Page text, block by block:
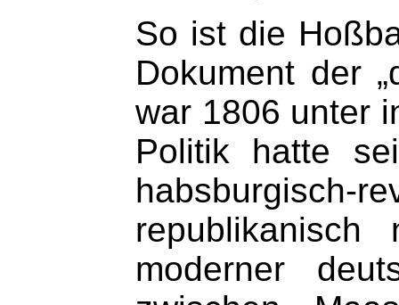
So ist die
Dokument der
war 1806 unter
Politik hatte
habsburgisch-
moderner